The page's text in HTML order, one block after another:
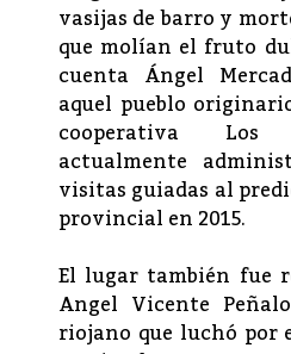
vasijas de barro y
que molían el fruto
cuenta Ángel
aquel pueblo
cooperativa Los
actualmente
visitas guiadas al
provincial en 2015.
El lugar también fue
Angel Vicente
riojano que luchó por